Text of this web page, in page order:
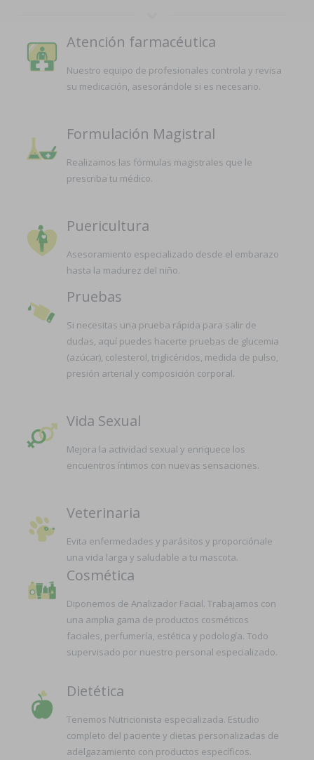
Atención farmacéutica
Nuestro equipo de profesionales controla y revisa
su medicación, asesorándole si es necesario.
Formulación Magistral
Realizamos las fórmulas magistrales que le
prescriba tu médico.
Puericultura
Asesoramiento especializado desde el embarazo
hasta la madurez del niño.
Pruebas
Si necesitas una prueba rápida para salir de
dudas, aquí puedes hacerte pruebas de glucemia
(azúcar), colesterol, triglicéridos, medida de pulso,
presión arterial y composición corporal.
Vida Sexual
Mejora la actividad sexual y enriquece los
encuentros íntimos con nuevas sensaciones.
Veterinaria
Evita enfermedades y parásitos y proporciónale
una vida larga y saludable a tu mascota.
Cosmética
Diponemos de Analizador Facial. Trabajamos con
una amplia gama de productos cosméticos
faciales, perfumería, estética y podología. Todo
supervisado por nuestro personal especializado.
Dietética
Tenemos Nutricionista especializada. Estudio
completo del paciente y dietas personalizadas de
adelgazamiento con productos específicos.